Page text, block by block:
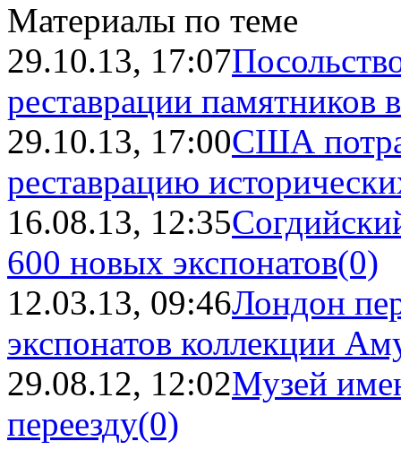
Материалы по теме
29.10.13, 17:07
реставрации памятников
29.10.13, 17:00США
реставрацию
16.08.13, 12:35
600 новых экспонатов(0)
12.03.13, 09:46Лондон
экспонатов коллекции
29.08.12, 12:02Музей
переезду(0)